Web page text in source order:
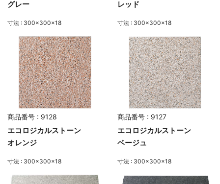
グレー
寸法 : 300×300×18
レッド
寸法 : 300×300×18
商品番号 : 9128
エコロジカルストーン
オレンジ
寸法 : 300×300×18
商品番号 : 9127
エコロジカルストーン
ベージュ
寸法 : 300×300×18